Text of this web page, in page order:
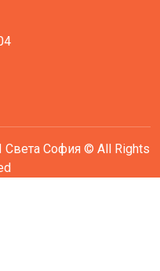
София © All Rights